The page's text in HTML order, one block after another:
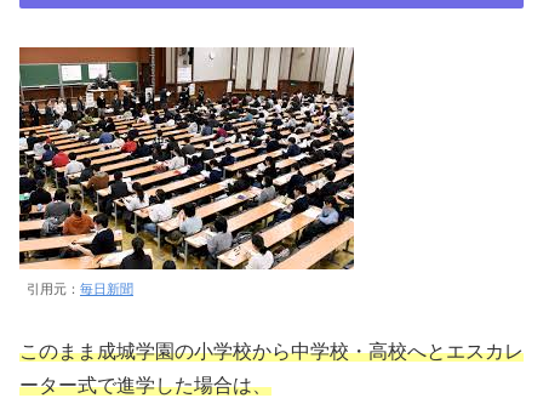
引用元： 毎日新聞
このまま成城学園の小学校から中学校・高校へとエスカレ
ーター式で進学した場合は、